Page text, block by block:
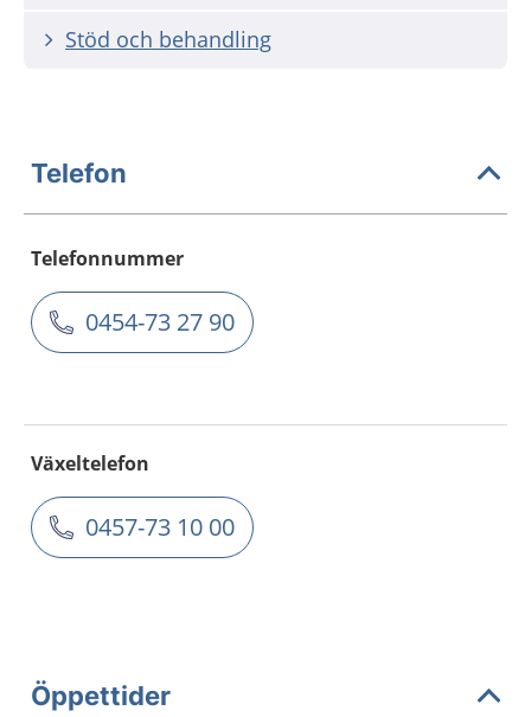
Stöd och behandling
Telefon
Telefonnummer
0454-73 27 90
Växeltelefon
0457-73 10 00
Öppettider